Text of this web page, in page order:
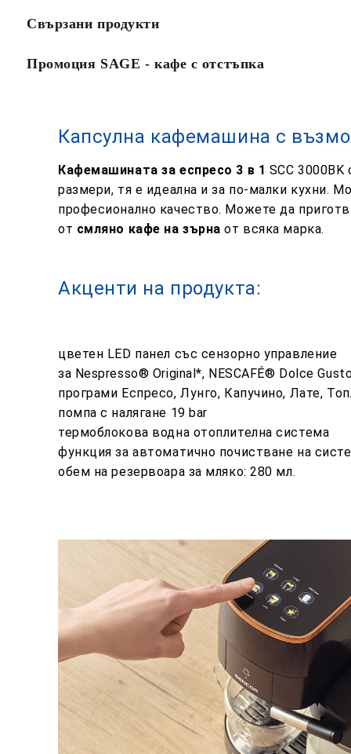
Свързани продукти
Промоция SAGE - кафе с отстъпка
Капсулна кафемашина с
Кафемашината за еспресо 3 в 1 SCC 3000BK
размери, тя е идеална и за по-малки кухни.
професионално качество. Можете да
от смляно кафе на зърна от всяка марка.
Акценти на продукта:
цветен LED панел със сензорно управление
за Nespresso® Original*, NESCAFÉ® Dolce
програми Еспресо, Лунго, Капучино, Лате,
помпа с налягане 19 bar
термоблокова водна отоплителна система
функция за автоматично почистване на
обем на резервоара за мляко: 280 мл.